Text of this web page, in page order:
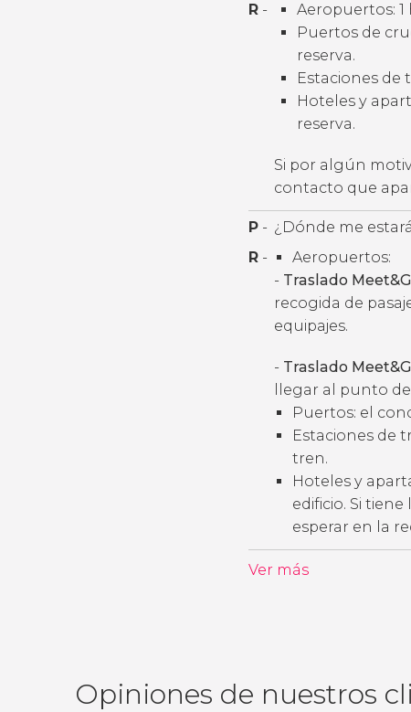
R -
Aeropuertos:
Puertos de
reserva.
Estaciones de
Hoteles y
reserva.
Si por algún
contacto que
P - ¿Dónde me
R -
Aeropuertos:
- Traslado
recogida de
equipajes.
- Traslado
llegar al punto
Puertos: el
Estaciones de
tren.
Hoteles y
edificio. Si
esperar en la
Ver más
Opiniones de nuestros